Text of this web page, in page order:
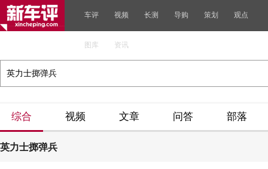
车评 视频 长测 导购 策划 观点
图库 资讯
综合 视频 文章 问答 部落
英力士掷弹兵